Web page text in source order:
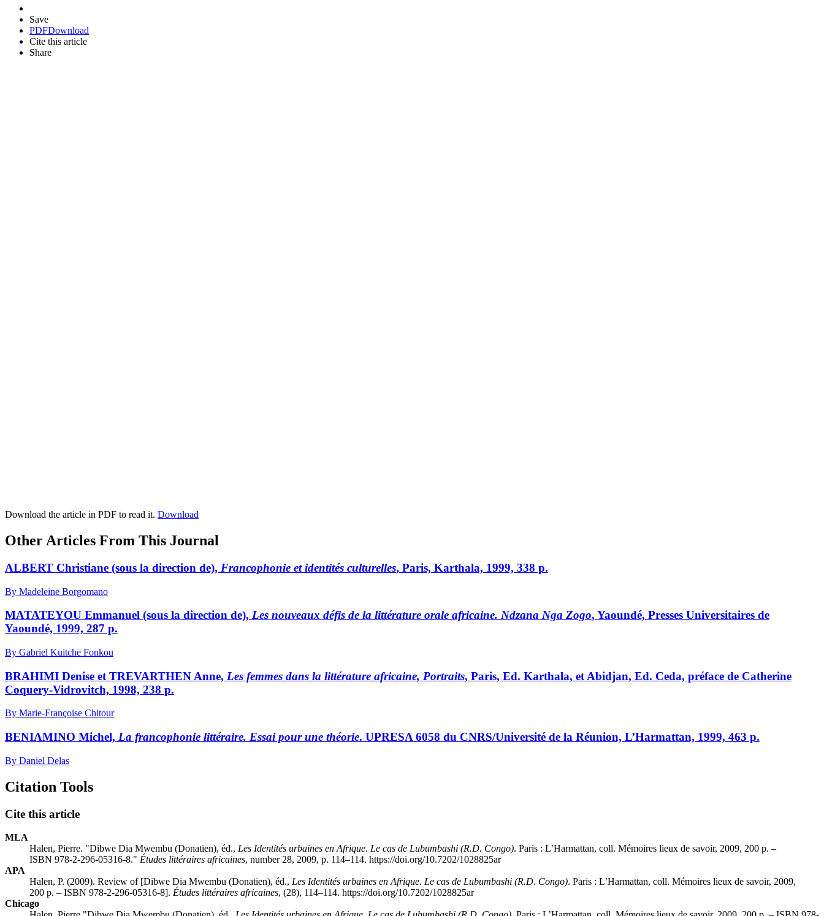
Save
PDFDownload
Cite this article
Share
Download the article in PDF to read it. Download
Other Articles From This Journal
ALBERT Christiane (sous la direction de), Francophonie et identités culturelles, Paris, Karthala, 1999, 338 p.
By Madeleine Borgomano
MATATEYOU Emmanuel (sous la direction de), Les nouveaux défis de la littérature orale africaine. Ndzana Nga Zogo, Yaoundé, Presses Universitaires de
Yaoundé, 1999, 287 p.
By Gabriel Kuitche Fonkou
BRAHIMI Denise et TREVARTHEN Anne, Les femmes dans la littérature africaine, Portraits, Paris, Ed. Karthala, et Abidjan, Ed. Ceda, préface de Catherine
Coquery-Vidrovitch, 1998, 238 p.
By Marie-Françoise Chitour
BENIAMINO Michel, La francophonie littéraire. Essai pour une théorie. UPRESA 6058 du CNRS/Université de la Réunion, L’Harmattan, 1999, 463 p.
By Daniel Delas
Citation Tools
Cite this article
MLA
Halen, Pierre. "Dibwe Dia Mwembu (Donatien), éd., Les Identités urbaines en Afrique. Le cas de Lubumbashi (R.D. Congo). Paris : L’Harmattan, coll. Mémoires lieux de savoir, 2009, 200 p. –
ISBN 978-2-296-05316-8." Études littéraires africaines, number 28, 2009, p. 114–114. https://doi.org/10.7202/1028825ar
APA
Halen, P. (2009). Review of [Dibwe Dia Mwembu (Donatien), éd., Les Identités urbaines en Afrique. Le cas de Lubumbashi (R.D. Congo). Paris : L’Harmattan, coll. Mémoires lieux de savoir, 2009,
200 p. – ISBN 978-2-296-05316-8]. Études littéraires africaines, (28), 114–114. https://doi.org/10.7202/1028825ar
Chicago